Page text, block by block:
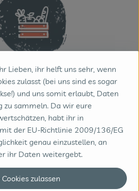
2. BESTELLEN
und ohne
Bindung. Du kannst
und stoppen. So, wie es
in dein Leben passt.
Lieben, ihr helft uns sehr, wenn
zulasst (bei uns sind es sogar
und uns somit erlaubt, Daten
zu sammeln. Da wir eure
habt ihr in
der EU-Richtlinie 2009/136/EG
genau einzustellen, an
ihr Daten weitergebt.
zulassen